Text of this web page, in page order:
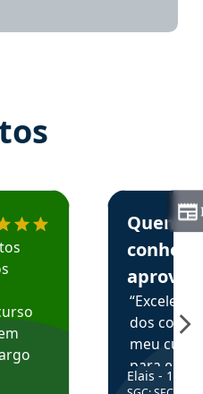
o Aprova Concursos em
Estudante
Quem
aprova
dos
meu
para
colocar
Elais - 15/